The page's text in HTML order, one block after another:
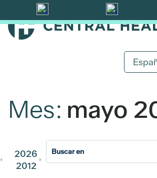
al
contenido
Mes: mayo
2026 2025
2012
2011